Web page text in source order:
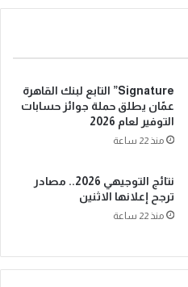
Signature” التابع لبنك القاهرة
عمّان يطلق حملة جوائز حسابات
التوفير لعام 2026
منذ 22 ساعة
نتائج التوجيهي 2026.. مصادر
ترجح إعلانها الاثنين
منذ 22 ساعة